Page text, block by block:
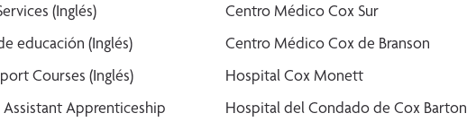
(Inglés)
educación (Inglés)
Courses (Inglés)
Apprenticeship
Centro Médico Cox Sur
Centro Médico Cox de Branson
Hospital Cox Monett
Hospital del Condado de Cox Barton